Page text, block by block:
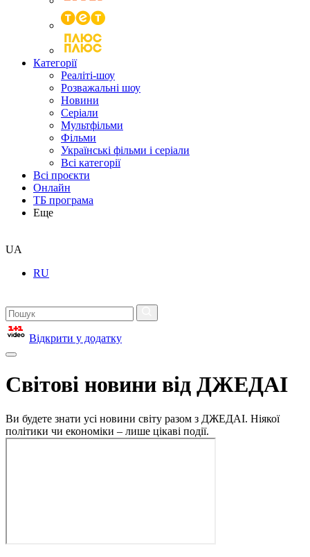
Категорії
Реаліті-шоу
Розважальні шоу
Новини
Серіали
Мультфільми
Фільми
Українські фільми і серіали
Всі категорії
Всі проєкти
Онлайн
ТБ програма
Еще
UA
RU
Відкрити у додатку
Світові новини від ДЖЕДАІ
Ви будете знати усі новини світу разом з ДЖЕДАІ. Ніякої
політики чи економіки – лише цікаві події.